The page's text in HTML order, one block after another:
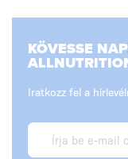
KÖVESSE
Iratkozz fel a